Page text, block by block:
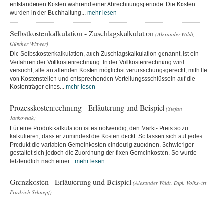
entstandenen Kosten während einer Abrechnungsperiode. Die Kosten
wurden in der Buchhaltung... mehr lesen
Selbstkostenkalkulation - Zuschlagskalkulation (Alexander Wildt,
Günther Wittwer)
Die Selbstkostenkalkulation, auch Zuschlagskalkulation genannt, ist ein
Verfahren der Vollkostenrechnung. In der Vollkostenrechnung wird
versucht, alle anfallenden Kosten möglichst verursachungsgerecht, mithilfe
von Kostenstellen und entsprechenden Verteilungssschlüsseln auf die
Kostenträger eines... mehr lesen
Prozesskostenrechnung - Erläuterung und Beispiel (Stefan
Jankowiak)
Für eine Produktkalkulation ist es notwendig, den Markt- Preis so zu
kalkulieren, dass er zumindest die Kosten deckt. So lassen sich auf jedes
Produkt die variablen Gemeinkosten eindeutig zuordnen. Schwieriger
gestaltet sich jedoch die Zuordnung der fixen Gemeinkosten. So wurde
letztendlich nach einer... mehr lesen
Grenzkosten - Erläuterung und Beispiel (Alexander Wildt, Dipl. Volkswirt
Friedrich Schnepf)